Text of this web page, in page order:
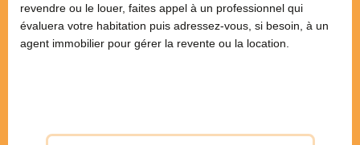
revendre ou le louer, faites appel à un professionnel qui
évaluera votre habitation puis adressez-vous, si besoin, à un
agent immobilier pour gérer la revente ou la location.